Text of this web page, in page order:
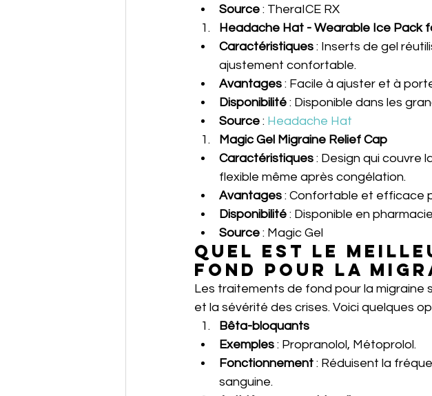
Source : TheraICE RX
Headache Hat - Wearable Ice Pack
Caractéristiques : Inserts de gel
ajustement confortable.
Avantages : Facile à ajuster et à
Disponibilité : Disponible dans les
Source : Headache Hat
Magic Gel Migraine Relief Cap
Caractéristiques : Design qui couvre
flexible même après congélation.
Avantages : Confortable et efficace
Disponibilité : Disponible en
Source : Magic Gel
Quel est le
fond pour la
Les traitements de fond pour la migraine
et la sévérité des crises. Voici quelques
Bêta-bloquants
Exemples : Propranolol, Métoprolol.
Fonctionnement : Réduisent la
sanguine.